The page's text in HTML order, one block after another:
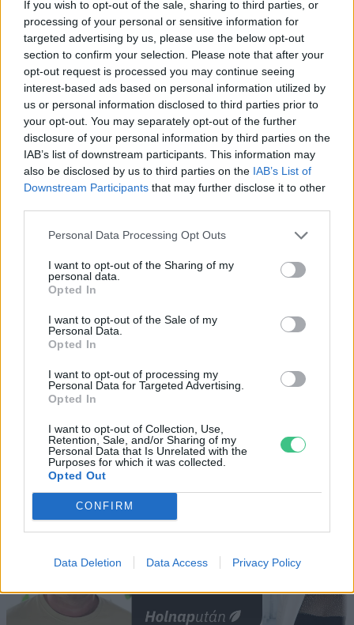
If you wish to opt-out of the sale, sharing to third parties, or
processing of your personal or sensitive information for
targeted advertising by us, please use the below opt-out
section to confirm your selection. Please note that after your
opt-out request is processed you may continue seeing
interest-based ads based on personal information utilized by
us or personal information disclosed to third parties prior to
your opt-out. You may separately opt-out of the further
disclosure of your personal information by third parties on the
IAB’s list of downstream participants. This information may
also be disclosed by us to third parties on the IAB’s List of
Downstream Participants that may further disclose it to other
Personal Data Processing Opt Outs
I want to opt-out of the Sharing of my
personal data.
Opted In
I want to opt-out of the Sale of my
Personal Data.
Opted In
I want to opt-out of processing my
Personal Data for Targeted Advertising.
Opted In
I want to opt-out of Collection, Use,
Retention, Sale, and/or Sharing of my
Personal Data that Is Unrelated with the
Purposes for which it was collected.
Opted Out
CONFIRM
Data Deletion Data Access Privacy Policy
Pár éven belül szivacsvárosokká
kellene alakítanunk a
településeinket – Podcast
PODCAST 2 perc
Negatív vízállások, vízkorlátozások:
miképp takarékoskodhatsz a vízzel?
Hogyan védekezzünk a hangyák ellen
természetes módon?
Holnapután